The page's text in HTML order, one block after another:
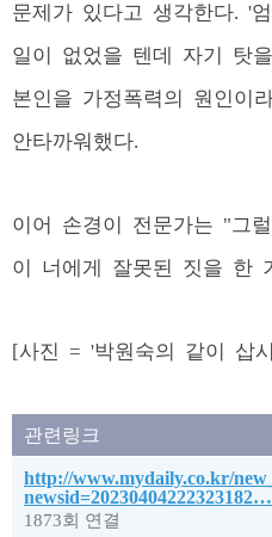
문제가 있다고 생각한다. '
일이 없었을 텐데 자기 탓
본인을 가정폭력의 원인이
안타까워했다.
이어 손경이 전문가는 "그
이 너에게 잘못된 짓을 한
[사진 = '박원숙의 같이 삽
관련링크
http://www.mydaily.co.kr/
newsid=20230404222323182…
1873회 연결